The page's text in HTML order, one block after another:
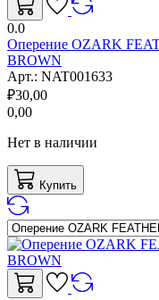
0.0
Оперение OZARK
BROWN
Арт.: NAT001633
₽30,00
0,00
Нет в наличии
Купить